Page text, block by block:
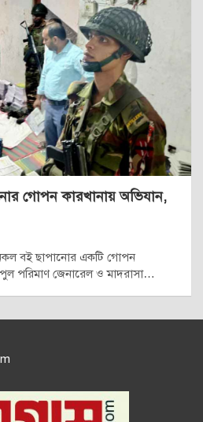
গোপন কারখানায় অভিযান,
বই ছাপানোর একটি গোপন
পরিমাণ জেনারেল ও মাদরাসা…